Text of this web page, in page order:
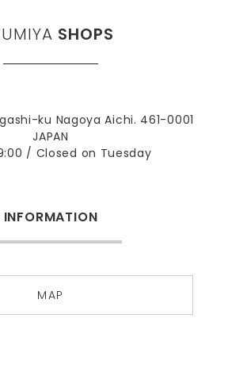
SHOPS
ku Nagoya Aichi. 461-0001
JAPAN
/ Closed on Tuesday
INFORMATION
MAP